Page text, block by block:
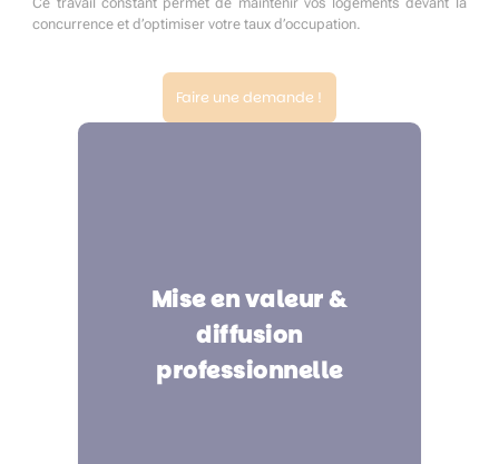
concurrence et d’optimiser votre taux d’occupation.
Faire une demande !
Mise en valeur &
diffusion
professionnelle
Valorisation complète de
votre logement à
Angoulême